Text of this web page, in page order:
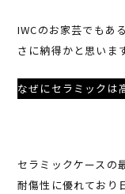
IWCのお家芸でもあ
さに納得かと思います
なぜにセラミックは
セラミックケースの
耐傷性に優れており